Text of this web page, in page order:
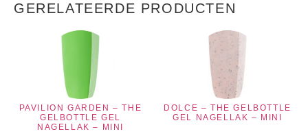
GERELATEERDE PRODUCTEN
PAVILION GARDEN – THE
GELBOTTLE GEL
NAGELLAK – MINI
DOLCE – THE GELBOTTLE
GEL NAGELLAK – MINI